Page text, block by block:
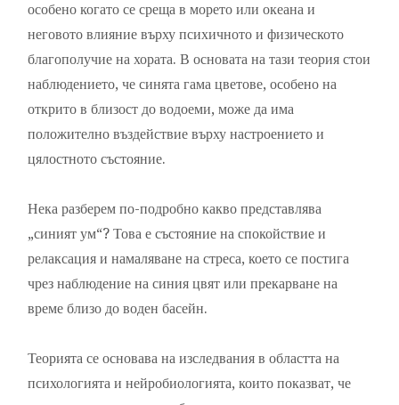
особено когато се среща в морето или океана и
неговото влияние върху психичното и физическото
благополучие на хората. В основата на тази теория стои
наблюдението, че синята гама цветове, особено на
открито в близост до водоеми, може да има
положително въздействие върху настроението и
цялостното състояние.
Нека разберем по-подробно какво представлява
„синият ум“? Това е състояние на спокойствие и
релаксация и намаляване на стреса, което се постига
чрез наблюдение на синия цвят или прекарване на
време близо до воден басейн.
Теорията се основава на изследвания в областта на
психологията и нейробиологията, които показват, че